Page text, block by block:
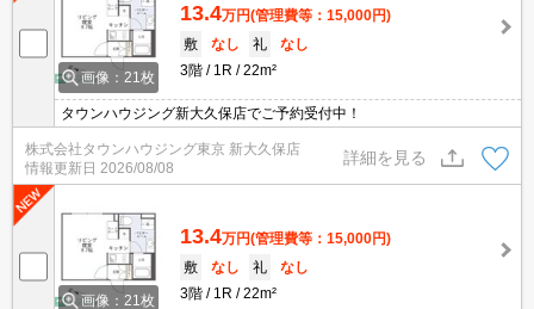
画像：21枚
13.4万円(管理費等：15,000円)
敷
なし 礼
なし
3階
1R 22m²
タウンハウジング新大久保店でご予約受付中！
株式会社タウンハウジング東京 新大久保店
情報更新日 2026/08/08
詳細を見る
画像：21枚
13.4万円(管理費等：15,000円)
敷
なし 礼
なし
3階
1R 22m²